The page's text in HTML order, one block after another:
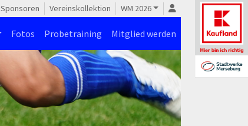
Sponsoren Vereinskollektion WM 2026
Fotos Probetraining Mitglied werden